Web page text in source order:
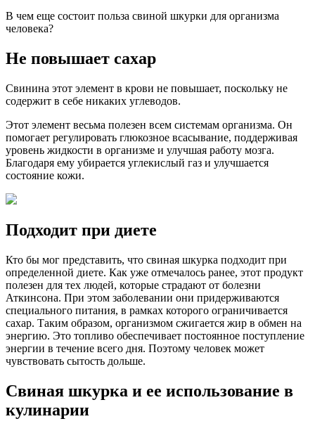
В чем еще состоит польза свиной шкурки для организма
человека?
Не повышает сахар
Свинина этот элемент в крови не повышает, поскольку не
содержит в себе никаких углеводов.
Этот элемент весьма полезен всем системам организма. Он
помогает регулировать глюкозное всасывание, поддерживая
уровень жидкости в организме и улучшая работу мозга.
Благодаря ему убирается углекислый газ и улучшается
состояние кожи.
Подходит при диете
Кто бы мог представить, что свиная шкурка подходит при
определенной диете. Как уже отмечалось ранее, этот продукт
полезен для тех людей, которые страдают от болезни
Аткинсона. При этом заболевании они придерживаются
специального питания, в рамках которого ограничивается
сахар. Таким образом, организмом сжигается жир в обмен на
энергию. Это топливо обеспечивает постоянное поступление
энергии в течение всего дня. Поэтому человек может
чувствовать сытость дольше.
Свиная шкурка и ее использование в
кулинарии